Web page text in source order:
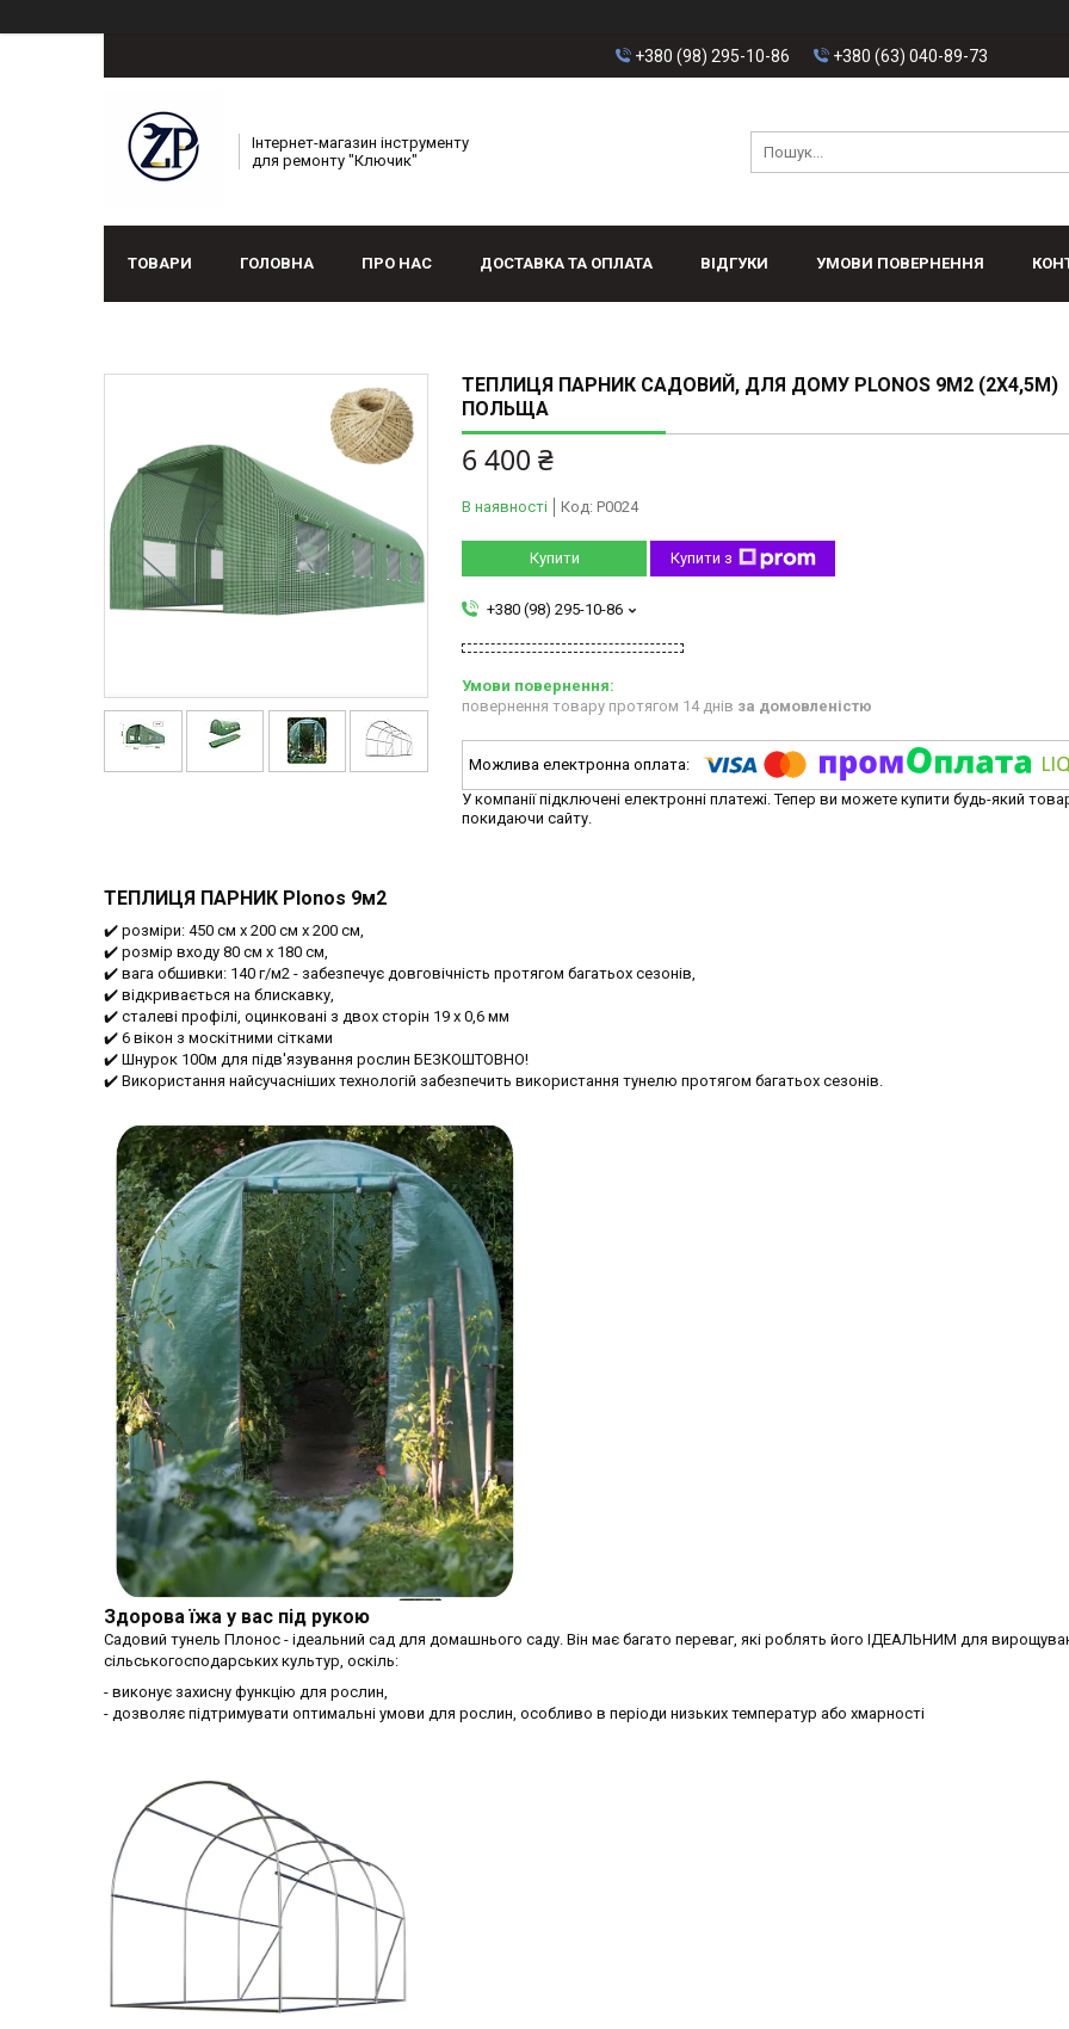
+380 (98) 295-10-86 +380 (63) 040-89-73
Інтернет-магазин інструменту
для ремонту "Ключик"
ТОВАРИ ГОЛОВНА ПРО НАС ДОСТАВКА ТА ОПЛАТА ВІДГУКИ УМОВИ ПОВЕРНЕННЯ
ТЕПЛИЦЯ ПАРНИК САДОВИЙ, ДЛЯ ДОМУ PLONOS 9M2 (2X4,5М)
ПОЛЬЩА
6 400 ₴
В наявності Код: P0024
Купити Купити з
+380 (98) 295-10-86
повернення товару протягом 14 днів за домовленістю
У компанії підключені електронні платежі. Тепер ви можете купити будь-який
покидаючи сайту.
ТЕПЛИЦЯ ПАРНИК Plonos 9м2
✔️ розміри: 450 см х 200 см х 200 см,
✔️ розмір входу 80 см х 180 см,
✔️ вага обшивки: 140 г/м2 - забезпечує довговічність протягом багатьох сезонів,
✔️ відкривається на блискавку,
✔️ сталеві профілі, оцинковані з двох сторін 19 х 0,6 мм
✔️ 6 вікон з москітними сітками
✔️ Шнурок 100м для підв'язування рослин БЕЗКОШТОВНО!
✔️ Використання найсучасніших технологій забезпечить використання тунелю протягом багатьох сезонів.
Здорова їжа у вас під рукою
Садовий тунель Плонос - ідеальний сад для домашнього саду. Він має багато переваг, які роблять його ІДЕАЛЬНИМ для
сільськогосподарських культур, оскіль:
- виконує захисну функцію для рослин,
- дозволяє підтримувати оптимальні умови для рослин, особливо в періоди низьких температур або хмарності